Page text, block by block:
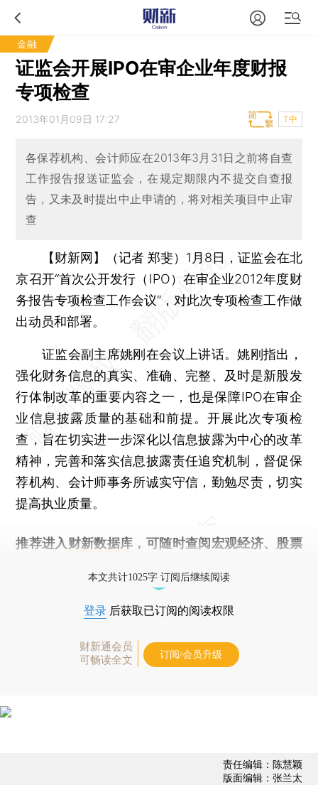
金融
证监会开展IPO在审企业年度财报
专项检查
2013年01月09日 17:27 T中
各保荐机构、会计师应在2013年3月31日之前将自查
工作报告报送证监会，在规定期限内不提交自查报
告，又未及时提出中止申请的，将对相关项目中止审
查
【财新网】（记者 郑斐） 1月8日，证监会在北
京召开“首次公开发行（IPO）在审企业2012年度财
务报告专项检查工作会议”，对此次专项检查工作做
出动员和部署。
证监会副主席姚刚在会议上讲话。姚刚指出，
强化财务信息的真实、准确、完整、及时是新股发
行体制改革的重要内容之一，也是保障IPO在审企
业信息披露质量的基础和前提。开展此次专项检
查，旨在切实进一步深化以信息披露为中心的改革
精神，完善和落实信息披露责任追究机制，督促保
荐机构、会计师事务所诚实守信，勤勉尽责，切实
提高执业质量。
推荐进入 财新数据库 ，可随时查阅宏观经济、股票
本文共计1025字 订阅后继续阅读
登录 后获取已订阅的阅读权限
财新通会员
可畅读全文
订阅/会员升级
责任编辑：陈慧颖
版面编辑：张兰太